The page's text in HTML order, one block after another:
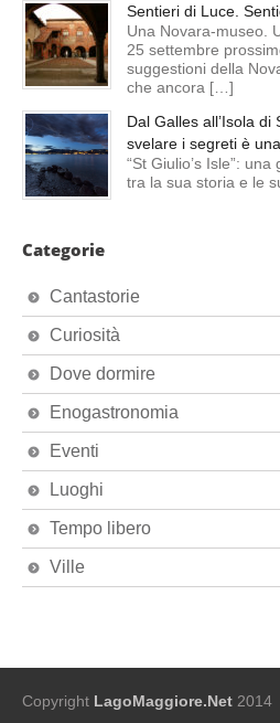
Sentieri di Luce.
Una Novara-museo.
25 settembre
suggestioni della
che ancora […]
Dal Galles all’Isola
svelare i segreti è
“St Giulio’s Isle”: una
tra la sua storia e le
Categorie
Cantastorie
Curiosità
Dove dormire
Enogastronomia
Eventi
Luoghi
Tempo libero
Ville
Copyright LagoMaggiore.Net 2014